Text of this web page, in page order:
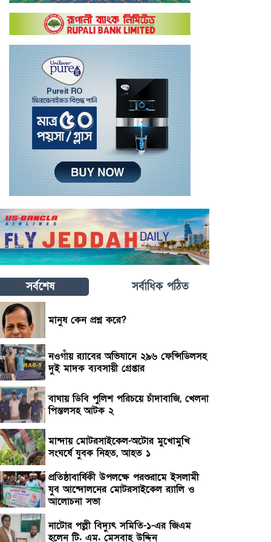
সর্বশেষ সর্বাধিক পঠিত
মানুষ কেন প্রশ্ন করে?
নওগাঁয় র‌্যাবের অভিযানে ২৯৬ ফেন্সিডিলসহ
দুই মাদক ব্যবসায়ী গ্রেপ্তার
বাঘায় ডিবি পুলিশ পরিচয়ে চাঁদাবাজি, খেলনা
পিস্তলসহ আটক ২
মান্দায় মোটরসাইকেল-অটোর মুখোমুখি
সংঘর্ষে যুবক নিহত, আহত ১
প্রতিষ্ঠাবার্ষিকী উপলক্ষে পরশুরামে ইসলামী
যুব আন্দোলনের মোটরসাইকেল র‌্যালি ও
আলোচনা সভা
নাটোর পল্লী বিদ্যুৎ সমিতি-১-এর জিএম
হলেন টি. এম. মেসবাহ উদ্দিন